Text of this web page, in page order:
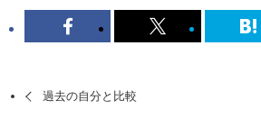
過去の自分と比較